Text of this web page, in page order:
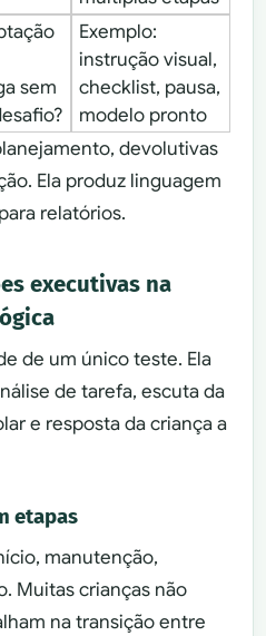
sem
Exemplo:
instrução visual,
checklist, pausa,
modelo pronto
devolutivas
Ela produz linguagem
relatórios.
executivas na
de um único teste. Ela
de tarefa, escuta da
e resposta da criança a
etapas
manutenção,
Muitas crianças não
na transição entre